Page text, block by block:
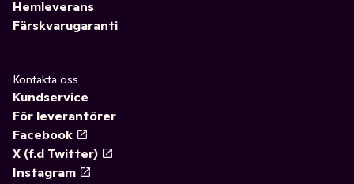
Hemleverans
Färskvarugaranti
Kontakta oss
Kundservice
För leverantörer
Facebook
X (f.d Twitter)
Instagram